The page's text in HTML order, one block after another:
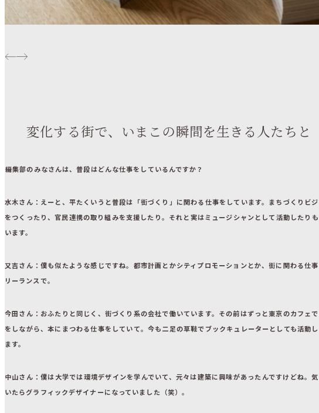
変化する街で、いまこの瞬間を生きる人たちと
――編集部のみなさんは、普段はどんな仕事をしているんですか？
水木さん ：えーと、平たくいうと普段は「街づくり」に関わる仕事をしています。まちづくりビ
をつくったり、官民連携の取り組みを支援したり。それと実はミュージシャンとして活動したり
います。
又吉さん ：僕も似たような感じですね。都市計画とかシティプロモーションとか、街に関わる仕
リーランスで。
今田さん ：おふたりと同じく、街づくり系の会社で働いています。その前はずっと東京のカフェ
をしながら、本にまつわる仕事をしていて。今も二足の草鞋でブックキュレーターとしても活動
ます。
中山さん ：僕は大学では環境デザインを学んでいて、元々は建築に興味があったんですけどね。
いたらグラフィックデザイナーになっていました（笑）。